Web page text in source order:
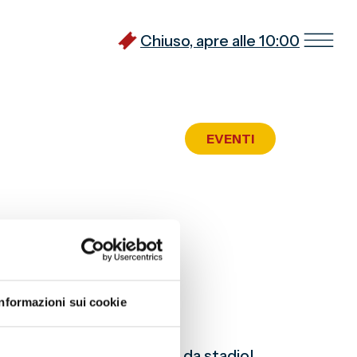
sui cookie
Chiuso, apre alle 10:00
EVENTI